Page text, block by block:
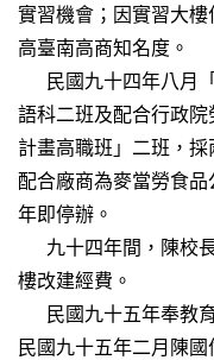
實習機會；因實習大
高臺南高商知名度。
民國九十四年八月「
語科二班及配合行政
計畫高職班」二班，採
配合廠商為麥當勞食
年即停辦。
九十四年間，陳校長
樓改建經費。
民國九十五年奉教育
民國九十五年二月陳